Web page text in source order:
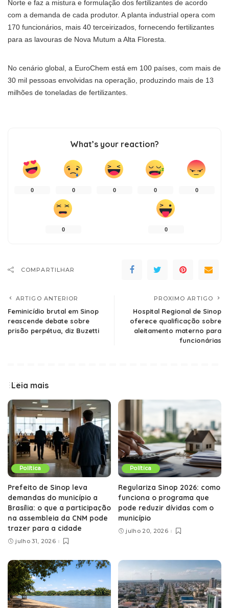
Norte e faz a mistura e formulação dos fertilizantes de acordo
com a demanda de cada produtor. A planta industrial opera com
170 funcionários, mais 40 terceirizados, fornecendo fertilizantes
para as lavouras de Nova Mutum a Alta Floresta.
No cenário global, a EuroChem está em 100 países, com mais de
30 mil pessoas envolvidas na operação, produzindo mais de 13
milhões de toneladas de fertilizantes.
What’s your reaction?
0 0 0 0 0
0 0
COMPARTILHAR
ARTIGO ANTERIOR
Feminicídio brutal em Sinop
reascende debate sobre
prisão perpétua, diz Buzetti
PROXIMO ARTIGO
Hospital Regional de Sinop
oferece qualificação sobre
aleitamento materno para
funcionárias
Leia mais
Política
Prefeito de Sinop leva
demandas do município a
Brasília: o que a participação
na assembleia da CNM pode
trazer para a cidade
julho 31, 2026
Política
Regulariza Sinop 2026: como
funciona o programa que
pode reduzir dívidas com o
município
julho 20, 2026